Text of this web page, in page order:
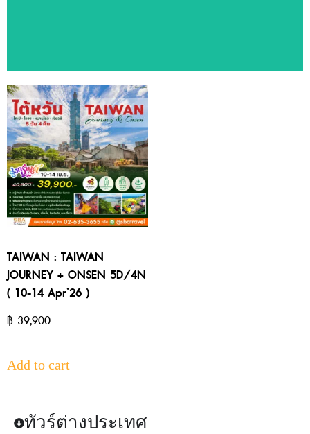
ทัวร์แนะนำ
สัมผัสประสบการณ์ท่องเที่ยวหลากหลายประเทศ ด้วยโปรแกรมทัวร์
คุณภาพจาก SBA Travel
TAIWAN : TAIWAN
JOURNEY + ONSEN 5D/4N
( 10-14 Apr’26 )
฿ 39,900
Add to cart
ทัวร์ต่างประเทศ